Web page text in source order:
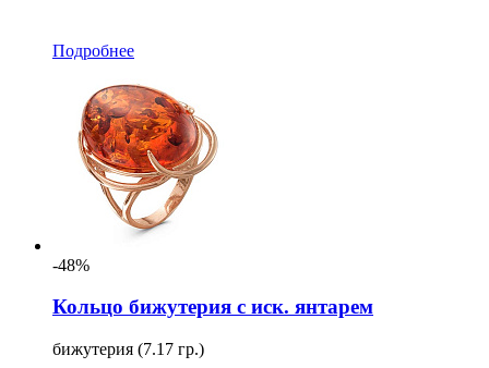
Подробнее
-48%
Кольцо бижутерия с иск. янтарем
бижутерия (7.17 гр.)